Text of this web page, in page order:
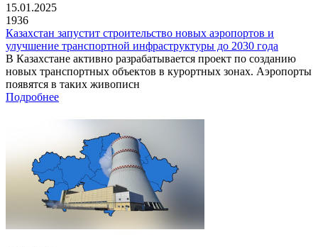
15.01.2025
1936
Казахстан запустит строительство новых аэропортов и
улучшение транспортной инфраструктуры до 2030 года
В Казахстане активно разрабатывается проект по созданию
новых транспортных объектов в курортных зонах. Аэропорты
появятся в таких живописн
Подробнее